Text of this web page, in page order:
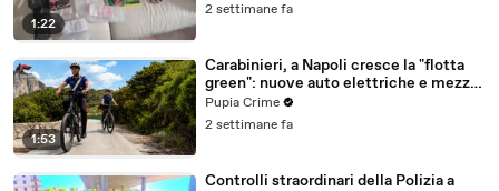
1:22
2 settimane fa
1:53
Carabinieri, a Napoli cresce la "flotta
green": nuove auto elettriche e mezzi
sostenibili anche sulle isole (25.07.26)
Pupia Crime
2 settimane fa
Controlli straordinari della Polizia a